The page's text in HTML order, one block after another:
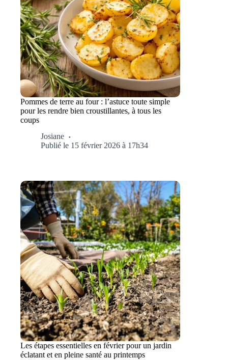
Pommes de terre au four : l’astuce toute simple
pour les rendre bien croustillantes, à tous les
coups
Josiane
Publié le 15 février 2026 à 17h34
Les étapes essentielles en février pour un jardin
éclatant et en pleine santé au printemps